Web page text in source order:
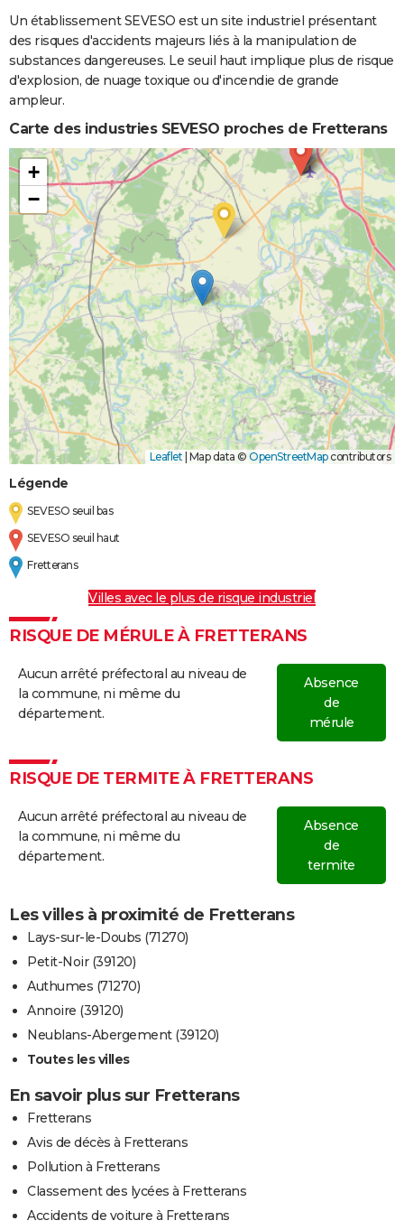
Un établissement SEVESO est un site industriel présentant
des risques d'accidents majeurs liés à la manipulation de
substances dangereuses. Le seuil haut implique plus de risque
d'explosion, de nuage toxique ou d'incendie de grande
ampleur.
Carte des industries SEVESO proches de Fretterans
+
−
Leaflet Map data © OpenStreetMapcontributors
Légende
SEVESO seuil bas
SEVESO seuil haut
Fretterans
Villes avec le plus de risque industriel
RISQUE DE MÉRULE À FRETTERANS
Aucun arrêté préfectoral au niveau de
la commune, ni même du
département.
Absence
de
mérule
RISQUE DE TERMITE À FRETTERANS
Aucun arrêté préfectoral au niveau de
la commune, ni même du
département.
Absence
de
termite
Les villes à proximité de Fretterans
Lays-sur-le-Doubs (71270)
Petit-Noir (39120)
Authumes (71270)
Annoire (39120)
Neublans-Abergement (39120)
Toutes les villes
En savoir plus sur Fretterans
Fretterans
Avis de décès à Fretterans
Pollution à Fretterans
Classement des lycées à Fretterans
Accidents de voiture à Fretterans